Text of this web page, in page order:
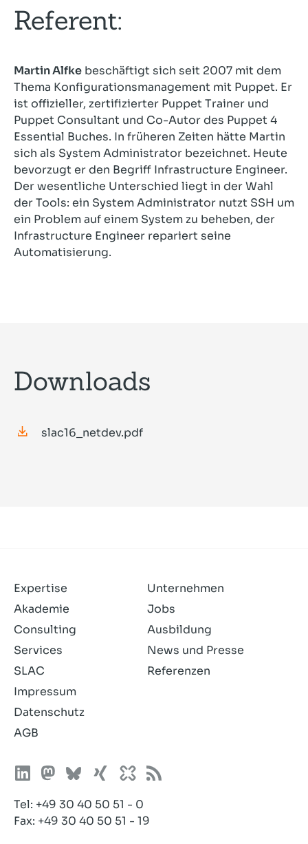
Referent:
Martin Alfke beschäftigt sich seit 2007 mit dem
Thema Konfigurationsmanagement mit Puppet. Er
ist offizieller, zertifizierter Puppet Trainer und
Puppet Consultant und Co-Autor des Puppet 4
Essential Buches. In früheren Zeiten hätte Martin
sich als System Administrator bezeichnet. Heute
bevorzugt er den Begriff Infrastructure Engineer.
Der wesentliche Unterschied liegt in der Wahl
der Tools: ein System Administrator nutzt SSH um
ein Problem auf einem System zu beheben, der
Infrastructure Engineer repariert seine
Automatisierung.
Downloads
slac16_netdev.pdf
Expertise
Akademie
Consulting
Services
SLAC
Unternehmen
Jobs
Ausbildung
News und Presse
Referenzen
Impressum
Datenschutz
AGB
Tel: +49 30 40 50 51 - 0
Fax: +49 30 40 50 51 - 19